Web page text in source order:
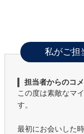
私がご担
担当者からのコ
この度は素敵なマ
す。
最初にお会いした